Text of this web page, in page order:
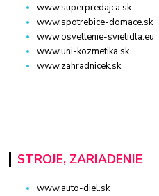
www.superpredajca.sk
www.spotrebice-domace.sk
www.osvetlenie-svietidla.eu
www.uni-kozmetika.sk
www.zahradnicek.sk
STROJE, ZARIADENIE
www.auto-diel.sk